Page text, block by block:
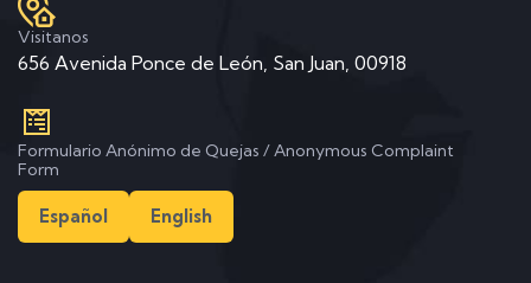
Visitanos
656 Avenida Ponce de León, San Juan, 00918
Formulario Anónimo de Quejas / Anonymous Complaint
Form
Español English